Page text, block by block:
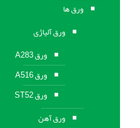
ورق ها
ورق آلیاژی
ورق A283
ورق A516
ورق ST52
ورق آهن